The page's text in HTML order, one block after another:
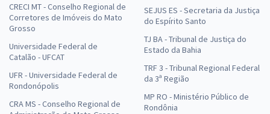
CRECI MT - Conselho Regional de
Corretores de Imóveis do Mato
Grosso
Universidade Federal de
Catalão - UFCAT
UFR - Universidade Federal de
Rondonópolis
CRA MS - Conselho Regional de
SEJUS ES - Secretaria da Justiça
do Espírito Santo
TJ BA - Tribunal de Justiça do
Estado da Bahia
TRF 3 - Tribunal Regional Federal
da 3ª Região
MP RO - Ministério Público de
Rondônia